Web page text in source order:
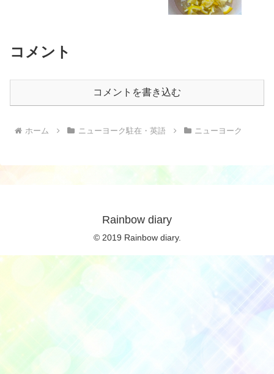
コメント
コメントを書き込む
ホーム ニューヨーク駐在・英語 ニューヨーク
Rainbow diary
© 2019 Rainbow diary.